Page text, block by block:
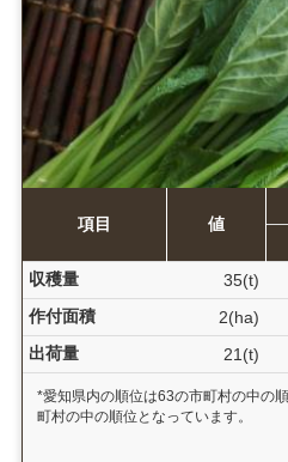
項目 値
収穫量
35(t)
作付面積
2(ha)
出荷量
21(t)
*愛知県内の順位は63の市町村の中の
町村の中の順位となっています。